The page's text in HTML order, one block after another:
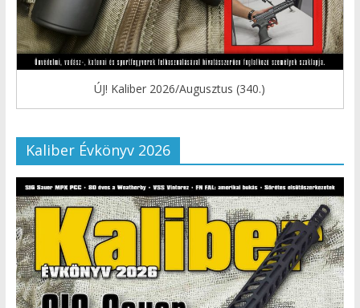
ÚJ! Kaliber 2026/Augusztus (340.)
Kaliber Évkönyv 2026